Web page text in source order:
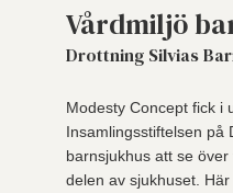
Vårdmiljö
Drottning Silvias
Modesty Concept fick i
Insamlingsstiftelsen på
barnsjukhus att se
delen av sjukhuset.